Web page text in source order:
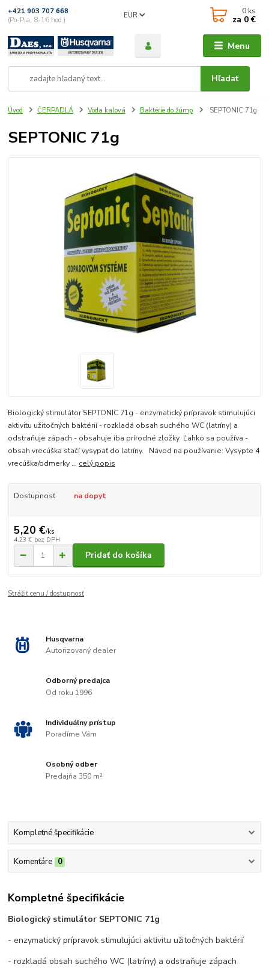
Menu
EUR
Hľadať
+421 903 707 668
(Po-Pia, 8-16 hod.)
0 ks
za 0 €
Úvod ČERPADLÁ Voda kalová Baktérie do žúmp SEPTONIC 71g
SEPTONIC 71g
Biologický stimulátor SEPTONIC 71g - enzymatický prípravok stimulujúci
aktivitu užitočných baktérií - rozkladá obsah suchého WC (latríny) a
odstraňuje zápach - obsahuje iba prírodné zložky Ľahko sa používa -
obsah vrecúška stačí vysypať do latríny. Návod na používanie: Vysypte 4
vrecúška/odmerky ... celý popis
Dostupnosť na dopyt
5,20 €/ks
4,23 € bez DPH
Pridať do košíka
Strážiť cenu / dostupnosť
Husqvarna
Autorizovaný dealer
Odborný predajca
Od roku 1996
Individuálny prístup
Poradíme Vám
Osobný odber
Predajňa 350 m²
Kompletné špecifikácie
Komentáre 0
Kompletné špecifikácie
Biologický stimulátor SEPTONIC 71g
- enzymatický prípravok stimulujúci aktivitu užitočných baktérií
- rozkladá obsah suchého WC (latríny) a odstraňuje zápach